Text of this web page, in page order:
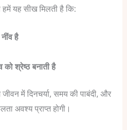
हमें यह सीख मिलती है कि:
है
को श्रेष्ठ बनाती है
में दिनचर्या, समय की पाबंदी, और
अवश्य प्राप्त होगी।